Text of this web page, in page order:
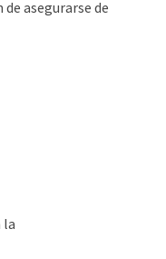
asegurarse de
la